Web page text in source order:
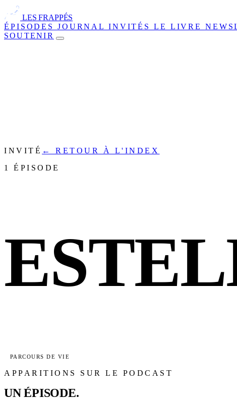
LES FRAPPÉS
ÉPISODES JOURNAL INVITÉSLE LIVRE
SOUTENIR
INVITÉ ← RETOUR À L'INDEX
1 ÉPISODE
PARCOURS DE VIE
APPARITIONS SUR LE PODCAST
UN ÉPISODE.